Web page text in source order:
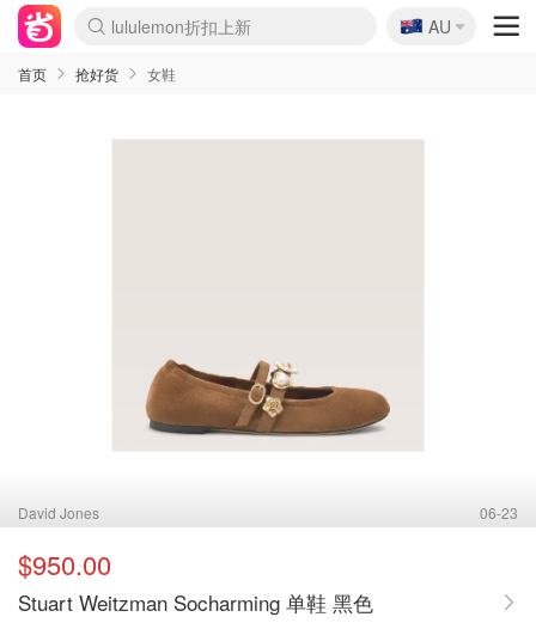
Sasa美妆护肤3.5折
SSENSE年中3折
FreshBeauty好价汇总
Cettire降价+叠9折
WWS Coles超市实拍
viagogo二手票捡漏
Myer超级周末1折
The Outnet奢牌1折起
David Jones 3折起
Flannels大牌1折
Perfumes Club护肤1折
AMIRO返校季6.2折
Amazon折扣汇总
eToro入金$200送$50
Amazon数码好物
ICONIC本周7.5折
ThedoubleF高奢地板价
Moose Knuckles 6折
丝芙兰5折起
EUFY官网3.7折起
Selenichast首饰2折
Trip机票酒店促销
YSL送5件彩妆礼
Amazon家居好物
Amazon美妆护肤
雅漾大喷$8
过敏原检测盒$33
伊索独家赠50ml沐浴露
科颜氏清仓3折
SEALIFE海洋馆门票6折
丝塔芙大白罐$16
订阅Newsletter送香薰
Cult Beauty 6.8折
Harrods圣诞日历2.3折
LN-CC奢牌私促3折
d'Alba空姐喷雾$16
EVE LOM套装逆天2折
Bernardelli独家4折
Adore Beauty 6折起
CT圣诞日历
Mytheresa奢品2.7折
Luxury Escapes 9折
Currentbody美容仪9折
MOON Garden Live
Roborock扫地机3.7折
Tingo Life水杯$24
Valentino官网5折
CR洗发护发6.3折
修丽可套装7.4折
Myer彩妆2件7折
GANNI官网4.5折
Stylevana韩妆4折
Tessabit高奢8.5折
OGX洗护4折
Amazon阿德莱德次日达
卡诗8.5折+赠礼
Philips Hue灯具8折
🇦🇺
AU
首页 抢好货 女鞋
David Jones 06-23
$950.00
Stuart Weitzman Socharming 单鞋 黑色